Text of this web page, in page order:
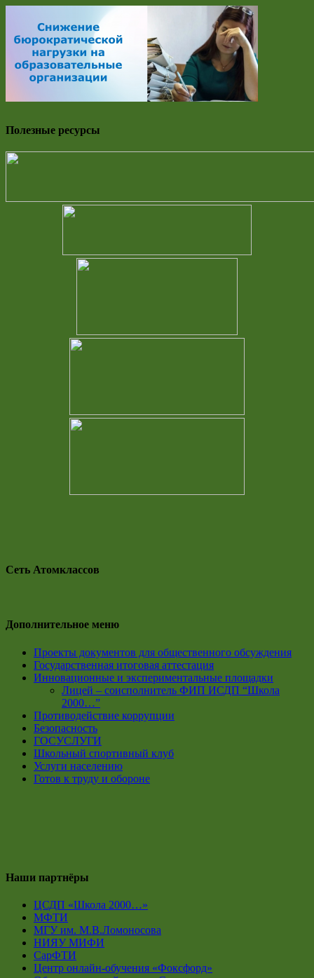
Полезные ресурсы
Сеть Атомклассов
Дополнительное меню
Проекты документов для общественного обсуждения
Государственная итоговая аттестация
Инновационные и экспериментальные площадки
Лицей – соисполнитель ФИП ИСДП “Школа
2000…”
Противодействие коррупции
Безопасность
ГОСУСЛУГИ
Школьный спортивный клуб
Услуги населению
Готов к труду и обороне
Наши партнёры
ЦСДП «Школа 2000…»
МФТИ
МГУ им. М.В.Ломоносова
НИЯУ МИФИ
СарФТИ
Центр онлайн-обучения «Фоксфорд»